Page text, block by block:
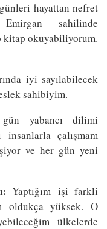
hayattan nefret
sahilinde
kitap okuyabiliyorum.
iyi sayılabilecek
sahibiyim.
gün yabancı dilimi
çalışmam
ve her gün yeni
Yaptığım işi farkli
oldukça yüksek. O
ülkelerde